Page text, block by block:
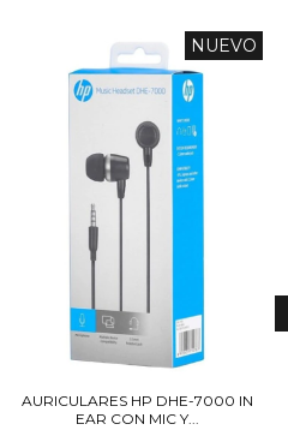
NUEVO
AURICULARES HP DHE-7000 IN
EAR CON MIC Y...